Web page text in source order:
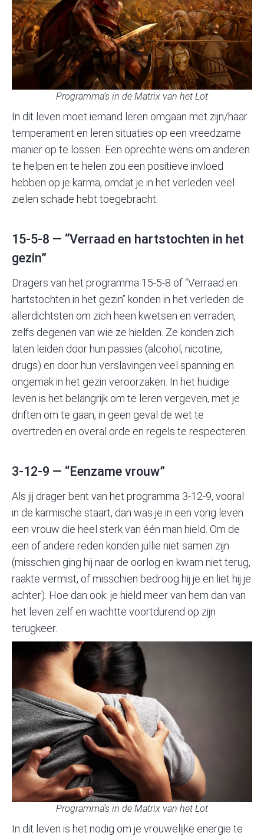
Programma’s in de Matrix van het Lot
In dit leven moet iemand leren omgaan met zijn/haar
temperament en leren situaties op een vreedzame
manier op te lossen. Een oprechte wens om anderen
te helpen en te helen zou een positieve invloed
hebben op je karma, omdat je in het verleden veel
zielen schade hebt toegebracht.
15-5-8 — “Verraad en hartstochten in het
gezin”
Dragers van het programma 15-5-8 of “Verraad en
hartstochten in het gezin” konden in het verleden de
allerdichtsten om zich heen kwetsen en verraden,
zelfs degenen van wie ze hielden. Ze konden zich
laten leiden door hun passies (alcohol, nicotine,
drugs) en door hun verslavingen veel spanning en
ongemak in het gezin veroorzaken. In het huidige
leven is het belangrijk om te leren vergeven, met je
driften om te gaan, in geen geval de wet te
overtreden en overal orde en regels te respecteren.
3-12-9 — “Eenzame vrouw”
Als jij drager bent van het programma 3-12-9, vooral
in de karmische staart, dan was je in een vorig leven
een vrouw die heel sterk van één man hield. Om de
een of andere reden konden jullie niet samen zijn
(misschien ging hij naar de oorlog en kwam niet terug,
raakte vermist, of misschien bedroog hij je en liet hij je
achter). Hoe dan ook: je hield meer van hem dan van
het leven zelf en wachtte voortdurend op zijn
terugkeer.
Programma’s in de Matrix van het Lot
In dit leven is het nodig om je vrouwelijke energie te